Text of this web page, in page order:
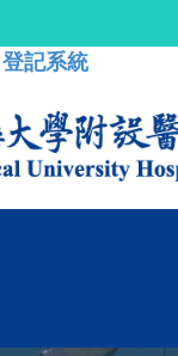
記系統